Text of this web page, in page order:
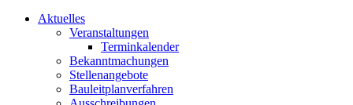
Aktuelles
Veranstaltungen
Terminkalender
Bekanntmachungen
Stellenangebote
Bauleitplanverfahren